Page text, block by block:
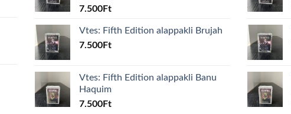
7.500Ft
Vtes: Fifth Edition alappakli Brujah
7.500Ft
Vtes: Fifth Edition alappakli Banu
Haquim
7.500Ft